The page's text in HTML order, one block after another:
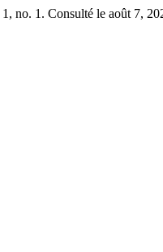
1, no. 1. Consulté le août 7,